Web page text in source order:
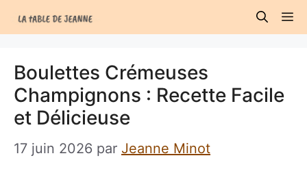
au
Boulettes Crémeuses
Champignons : Recette Facile
et Délicieuse
17 juin 2026 par Jeanne Minot